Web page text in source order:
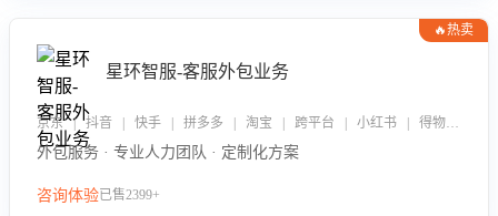
🔥热卖
星环智服-客服外包业务
京东 | 抖音 | 快手 | 拼多多 | 淘宝 | 跨平台 | 小红书 | 得物 | 企业微信
外包服务 · 专业人力团队 · 定制化方案
咨询体验已售2399+